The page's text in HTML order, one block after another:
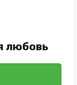
любовь